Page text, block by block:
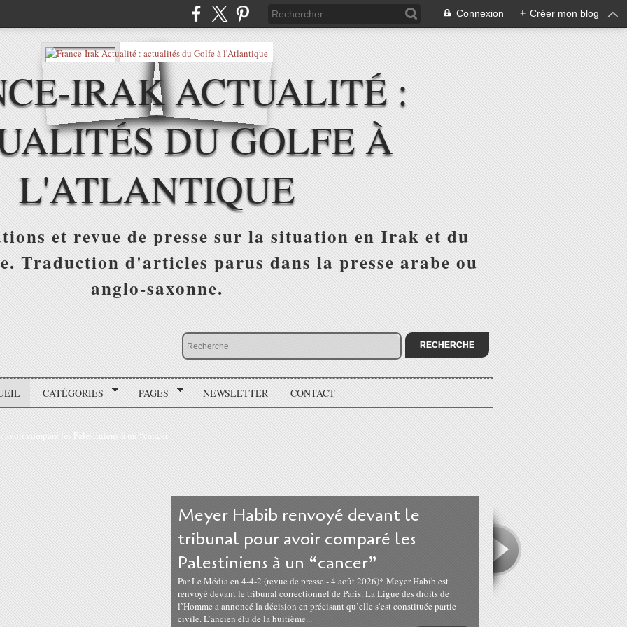
Connexion + Créer mon blog
IRAK ACTUALITÉ :
DU GOLFE À
L'ATLANTIQUE
et revue de presse sur la situation en Irak et du
Traduction d'articles parus dans la presse arabe ou
anglo-saxonne.
CATÉGORIES PAGES NEWSLETTER CONTACT
Meyer Habib renvoyé devant le
tribunal pour avoir comparé les
Palestiniens à un “cancer”
Par Le Média en 4-4-2 (revue de presse - 4 août 2026)* Meyer Habib est
renvoyé devant le tribunal correctionnel de Paris. La Ligue des droits de
l’Homme a annoncé la décision en précisant qu’elle s’est constituée partie
civile. L’ancien élu de la huitième...